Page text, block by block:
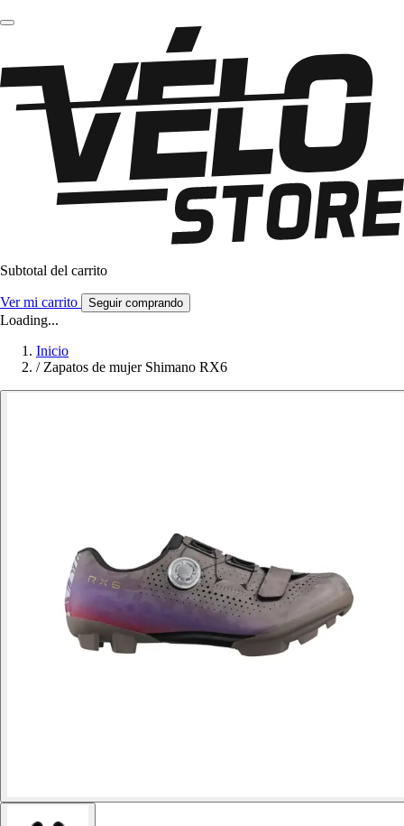
Subtotal del carrito
Ver mi carrito Seguir comprando
Loading...
Inicio
/ Zapatos de mujer Shimano RX6